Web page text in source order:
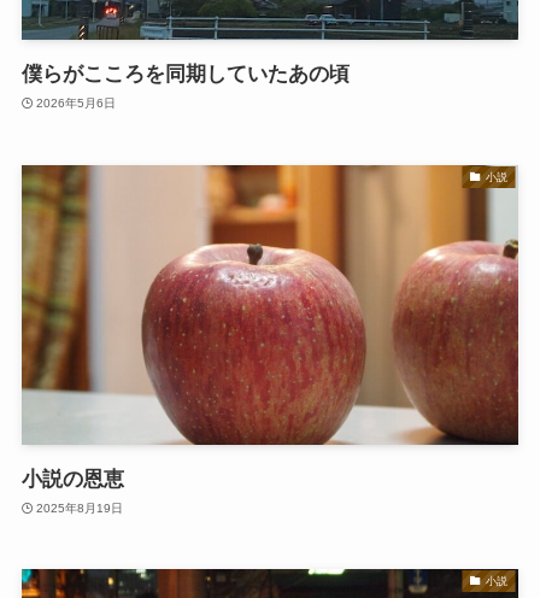
僕らがこころを同期していたあの頃
2026年5月6日
小説
小説の恩恵
2025年8月19日
小説